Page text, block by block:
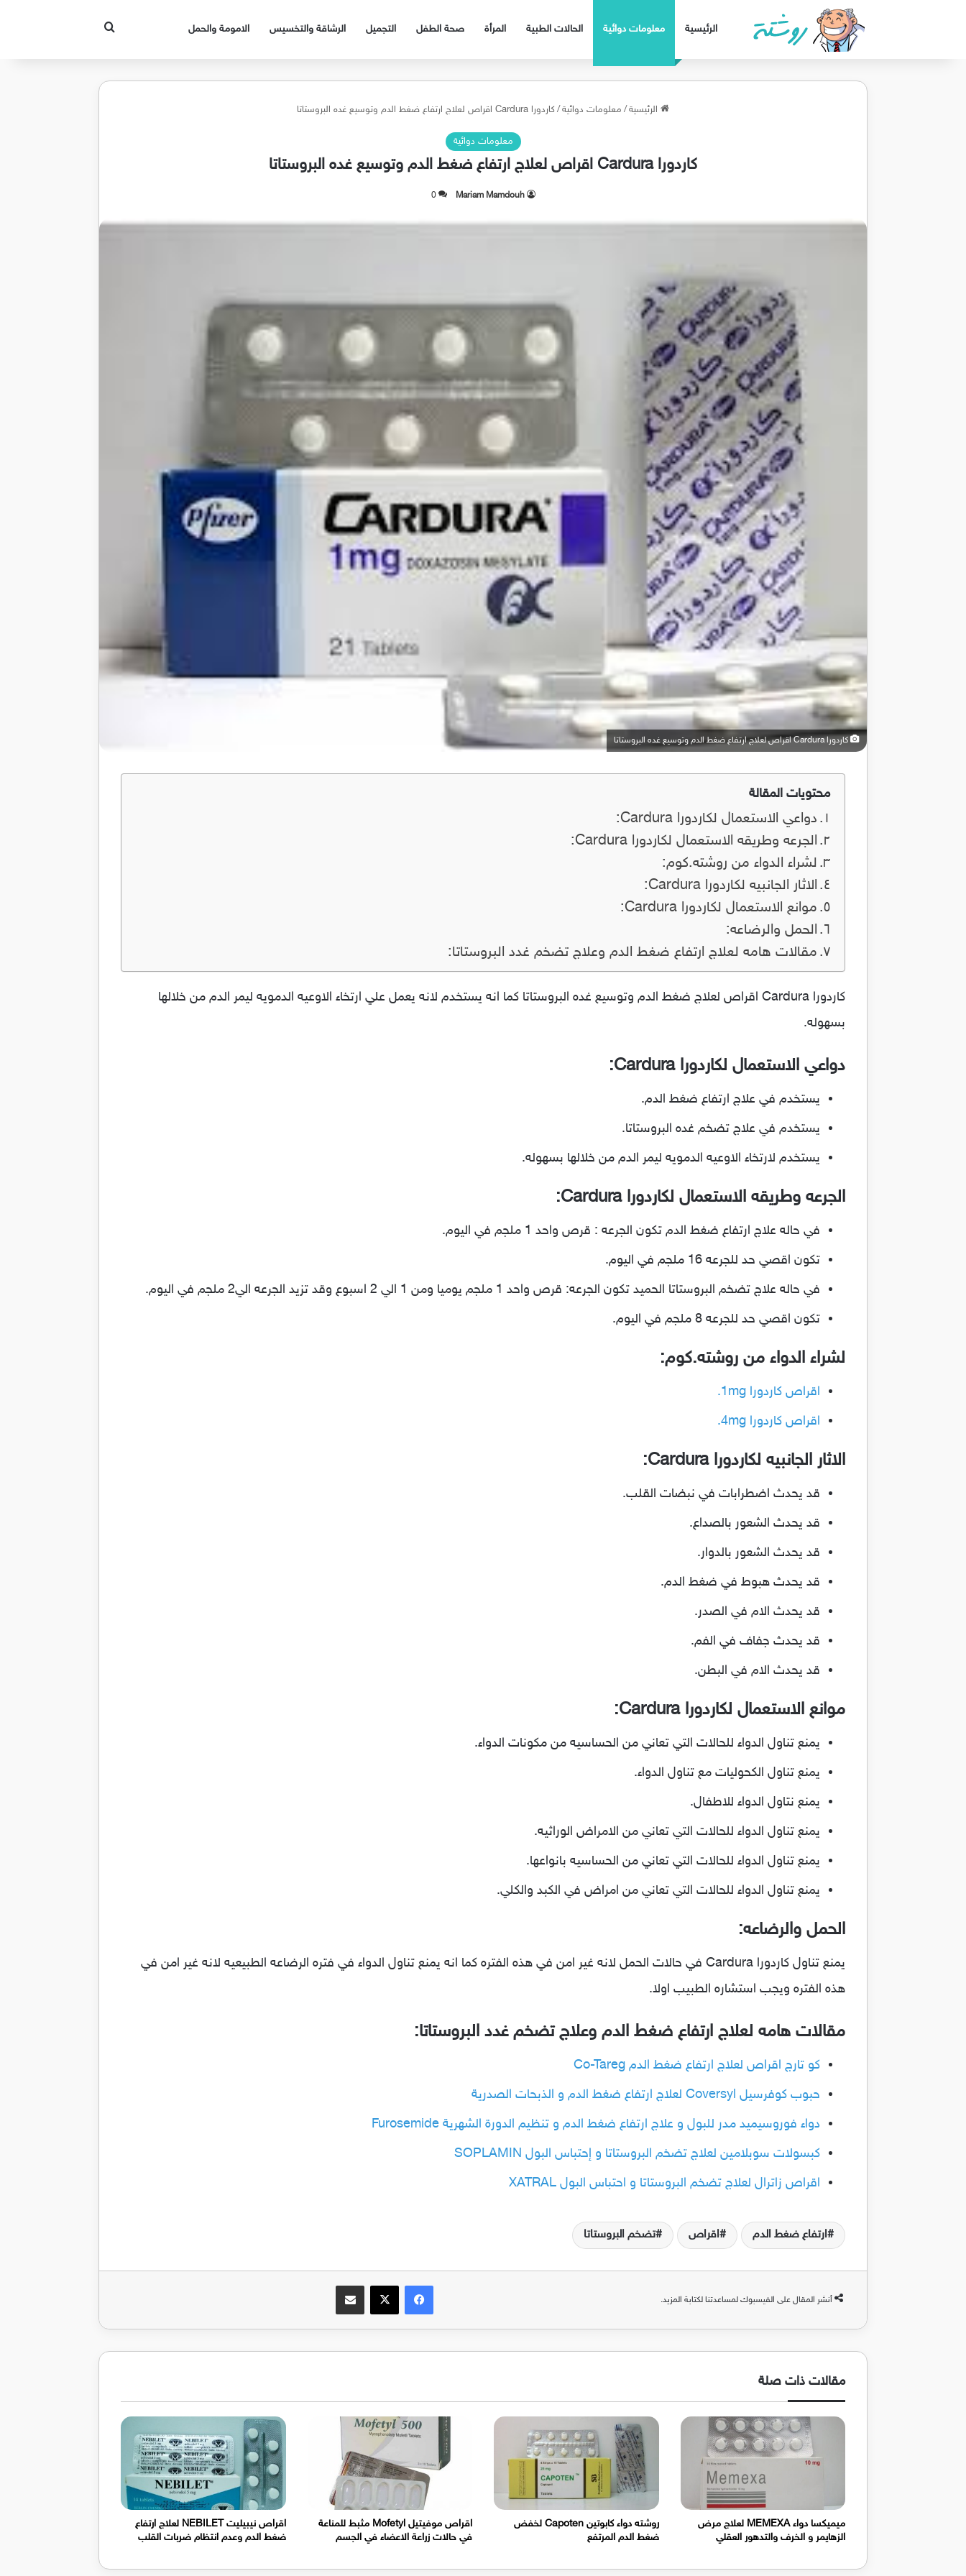
الرئيسية معلومات دوائية الحالات الطبية المرأة صحة الطفل التجميل الرشاقة والتخسيس الامومة والحمل بحث عن
الرئيسية/ معلومات دوائية/كاردورا Cardura اقراص لعلاج ارتفاع ضغط الدم وتوسيع غده البروستاتا
معلومات دوائية
كاردورا Cardura اقراص لعلاج ارتفاع ضغط الدم وتوسيع غده البروستاتا
Mariam Mamdouh
0
كاردورا Cardura اقراص لعلاج ارتفاع ضغط الدم وتوسيع غده البروستاتا
محتويات المقالة
دواعي الاستعمال لكاردورا Cardura:
الجرعه وطريقه الاستعمال لكاردورا Cardura:
لشراء الدواء من روشته.كوم:
الاثار الجانبيه لكاردورا Cardura:
موانع الاستعمال لكاردورا Cardura:
الحمل والرضاعه:
مقالات هامه لعلاج ارتفاع ضغط الدم وعلاج تضخم غدد البروستاتا:
كاردورا Cardura اقراص لعلاج ضغط الدم وتوسيع غده البروستاتا كما انه يستخدم لانه يعمل علي ارتخاء الاوعيه الدمويه ليمر الدم من خلالها
بسهوله.
دواعي الاستعمال لكاردورا Cardura:
يستخدم في علاج ارتفاع ضغط الدم.
يستخدم في علاج تضخم غده البروستاتا.
يستخدم لارتخاء الاوعيه الدمويه ليمر الدم من خلالها بسهوله.
الجرعه وطريقه الاستعمال لكاردورا Cardura:
في حاله علاج ارتفاع ضغط الدم تكون الجرعه : قرص واحد 1 ملجم في اليوم.
تكون اقصي حد للجرعه 16 ملجم في اليوم.
في حاله علاج تضخم البروستاتا الحميد تكون الجرعه: قرص واحد 1 ملجم يوميا ومن 1 الي 2 اسبوع وقد تزيد الجرعه الي2 ملجم في اليوم.
تكون اقصي حد للجرعه 8 ملجم في اليوم.
لشراء الدواء من روشته.كوم:
اقراص كاردورا 1mg.
اقراص كاردورا 4mg.
الاثار الجانبيه لكاردورا Cardura:
قد يحدث اضطرابات في نبضات القلب.
قد يحدث الشعور بالصداع.
قد يحدث الشعور بالدوار.
قد يحدث هبوط في ضغط الدم.
قد يحدث الام في الصدر.
قد يحدث جفاف في الفم.
قد يحدث الام في البطن.
موانع الاستعمال لكاردورا Cardura:
يمنع تناول الدواء للحالات التي تعاني من الحساسيه من مكونات الدواء.
يمنع تناول الكحوليات مع تناول الدواء.
يمنع نتاول الدواء للاطفال.
يمنع تناول الدواء للحالات التي تعاني من الامراض الوراثيه.
يمنع تناول الدواء للحالات التي تعاني من الحساسيه بانواعها.
يمنع تناول الدواء للحالات التي تعاني من امراض في الكبد والكلي.
الحمل والرضاعه:
يمنع تناول كاردورا Cardura في حالات الحمل لانه غير امن في هذه الفتره كما انه يمنع تناول الدواء في فتره الرضاعه الطبيعيه لانه غير امن في
هذه الفتره ويجب استشاره الطبيب اولا.
مقالات هامه لعلاج ارتفاع ضغط الدم وعلاج تضخم غدد البروستاتا:
كو تارج اقراص لعلاج ارتفاع ضغط الدم Co-Tareg
حبوب كوفرسيل Coversyl لعلاج ارتفاع ضغط الدم و الذبحات الصدرية
دواء فوروسيميد مدر للبول و علاج ارتفاع ضغط الدم و تنظيم الدورة الشهرية Furosemide
كبسولات سوبلامين لعلاج تضخم البروستاتا و إحتباس البول SOPLAMIN
اقراص زاترال لعلاج تضخم البروستاتا و احتباس البول XATRAL
ارتفاع ضغط الدم اقراص تضخم البروستاتا
أنشر المقال على الفيسبوك لمساعدتنا لكتابة المزيد.
فيسبوك‫X مشاركة عبر البريد
مقالات ذات صلة
ميميكسا دواء MEMEXA لعلاج مرض
الزهايمر و الخرف والتدهور العقلي
روشته دواء كابوتين Capoten لخفض
ضغط الدم المرتفع
اقراص موفيتيل Mofetyl مثبط للمناعة
في حالات زراعة الاعضاء في الجسم
اقراص نيبيليت NEBILET لعلاج ارتفاع
ضغط الدم وعدم انتظام ضربات القلب